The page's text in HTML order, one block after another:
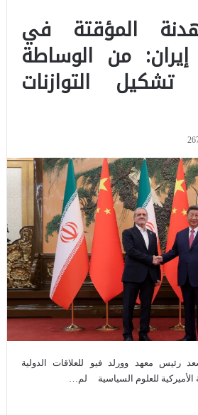
المؤقتة في
من الوساطة
التوازنات
معهد وورلد فيو للعلاقات الدولية
الأميركية للعلوم السياسية لم…